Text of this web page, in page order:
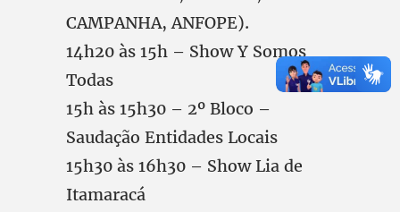
CAMPANHA, ANFOPE).
14h20 às 15h – Show Y Somos
Todas
15h às 15h30 – 2º Bloco –
Saudação Entidades Locais
15h30 às 16h30 – Show Lia de
Itamaracá